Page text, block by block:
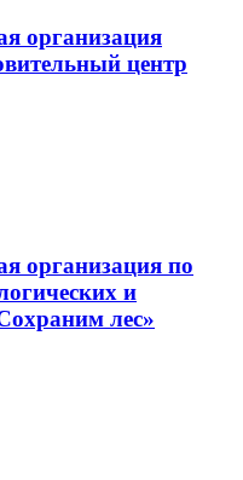
организация
центр
организация по
и
лес»